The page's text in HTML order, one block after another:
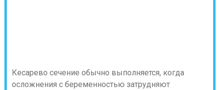
Кесарево сечение обычно выполняется, когда
осложнения с беременностью затрудняют